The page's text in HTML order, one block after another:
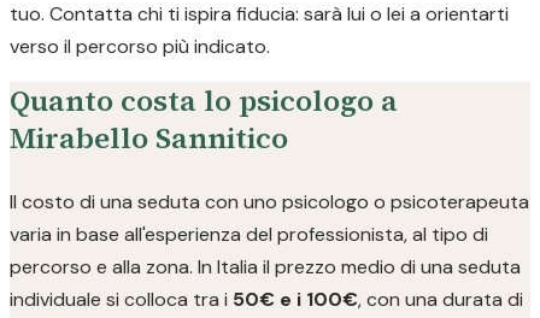
tuo. Contatta chi ti ispira fiducia: sarà lui o lei a orientarti
verso il percorso più indicato.
Quanto costa lo psicologo a
Mirabello Sannitico
Il costo di una seduta con uno psicologo o psicoterapeuta
varia in base all'esperienza del professionista, al tipo di
percorso e alla zona. In Italia il prezzo medio di una seduta
individuale si colloca tra i 50€ e i 100€, con una durata di